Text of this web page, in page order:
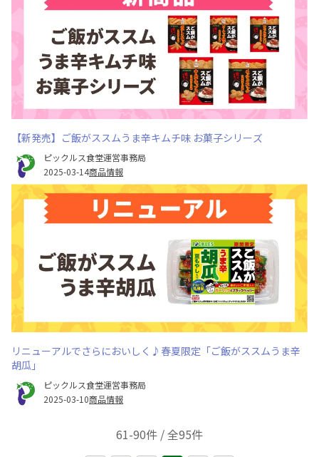
【新発売】ご飯がススムうま辛キムチ味 お菓子シリーズ
ピックルス食堂運営事務局
2025-03-14商品情報
リニューアルでさらにおいしく♪春夏限定「ご飯がススムうま辛
胡瓜」
ピックルス食堂運営事務局
2025-03-10商品情報
61-90件 / 全95件